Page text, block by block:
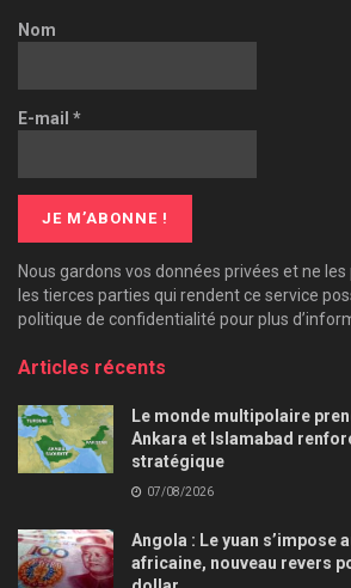
Nom
E-mail *
Nous gardons vos données privées et ne
les tierces parties qui rendent ce service
politique de confidentialité pour plus
Articles récents
Le monde multipolaire
Ankara et Islamabad
stratégique
07/08/2026
Angola : Le yuan s’impose
africaine, nouveau revers